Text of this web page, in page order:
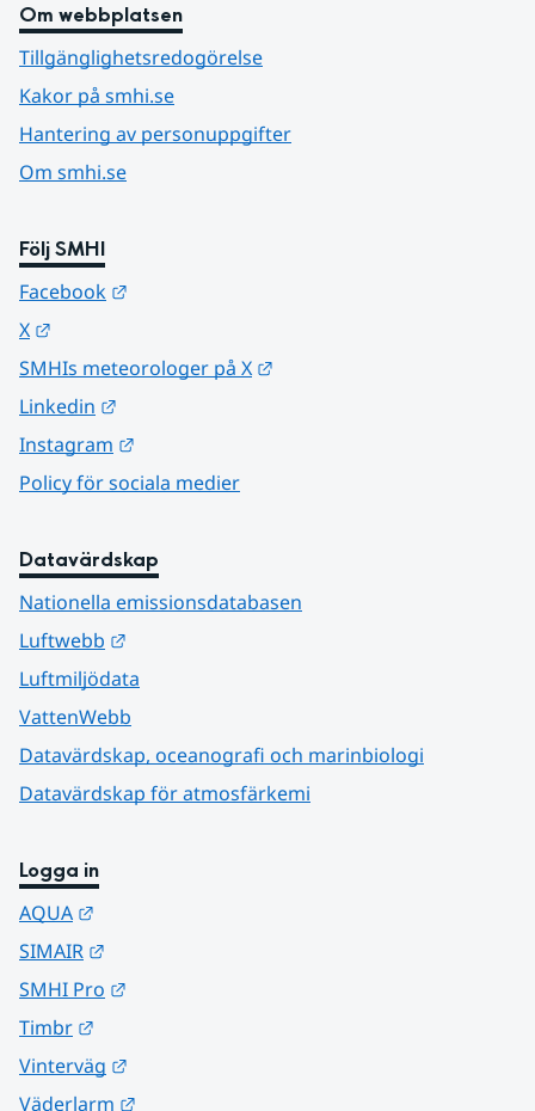
Om webbplatsen
Tillgänglighetsredogörelse
Kakor på smhi.se
Hantering av personuppgifter
Om smhi.se
Följ SMHI
Facebook
X
SMHIs meteorologer på X
Linkedin
Instagram
Policy för sociala medier
Datavärdskap
Nationella emissionsdatabasen
Luftwebb
Luftmiljödata
VattenWebb
Datavärdskap, oceanografi och marinbiologi
Datavärdskap för atmosfärkemi
Logga in
AQUA
SIMAIR
SMHI Pro
Timbr
Vinterväg
Väderlarm